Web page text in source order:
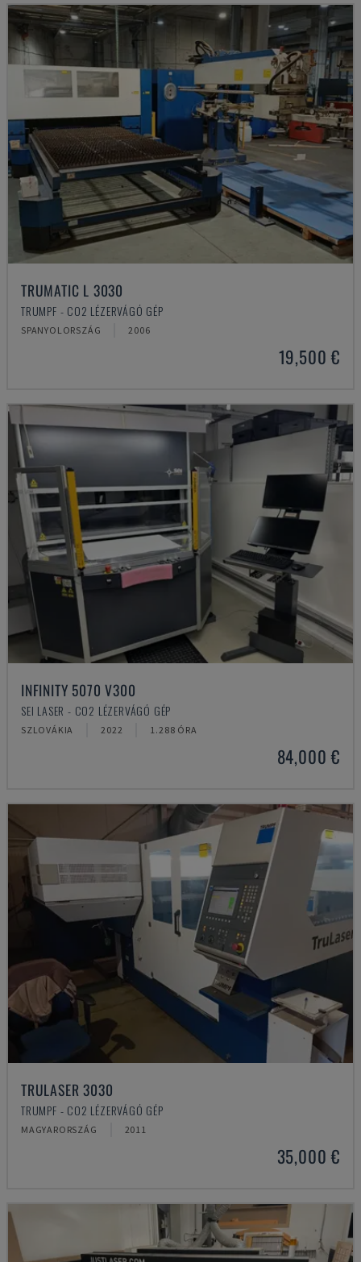
TRUMATIC L 3030
TRUMPF - CO2 LÉZERVÁGÓ GÉP
SPANYOLORSZÁG 2006
19,500 €
INFINITY 5070 V300
SEI LASER - CO2 LÉZERVÁGÓ GÉP
SZLOVÁKIA 2022 1.288 ÓRA
84,000 €
TRULASER 3030
TRUMPF - CO2 LÉZERVÁGÓ GÉP
MAGYARORSZÁG 2011
35,000 €